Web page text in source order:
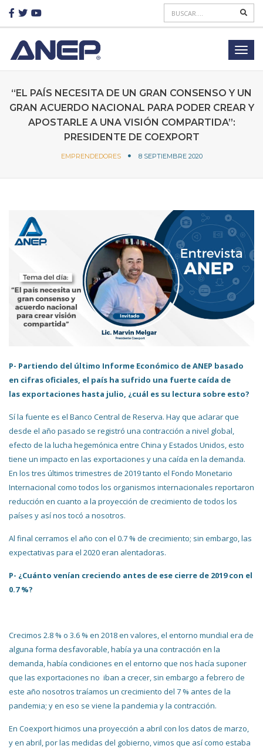
“EL PAÍS NECESITA DE UN GRAN CONSENSO Y UN
GRAN ACUERDO NACIONAL PARA PODER CREAR Y
APOSTARLE A UNA VISIÓN COMPARTIDA”:
PRESIDENTE DE COEXPORT
EMPRENDEDORES 8 SEPTIEMBRE 2020
P- Partiendo del último Informe Económico de ANEP basado
en cifras oficiales, el país ha sufrido una fuerte caída de
las exportaciones hasta julio, ¿cuál es su lectura sobre esto?
Sí la fuente es el Banco Central de Reserva. Hay que aclarar que
desde el año pasado se registró una contracción a nivel global,
efecto de la lucha hegemónica entre China y Estados Unidos, esto
tiene un impacto en las exportaciones y una caída en la demanda.
En los tres últimos trimestres de 2019 tanto el Fondo Monetario
Internacional como todos los organismos internacionales reportaron
reducción en cuanto a la proyección de crecimiento de todos los
países y así nos tocó a nosotros.
Al final cerramos el año con el 0.7 % de crecimiento; sin embargo, las
expectativas para el 2020 eran alentadoras.
P- ¿Cuánto venían creciendo antes de ese cierre de 2019 con el
0.7 %?
Crecimos 2.8 % o 3.6 % en 2018 en valores, el entorno mundial era de
alguna forma desfavorable, había ya una contracción en la
demanda, había condiciones en el entorno que nos hacía suponer
que las exportaciones no iban a crecer, sin embargo a febrero de
este año nosotros traíamos un crecimiento del 7 % antes de la
pandemia; y en eso se viene la pandemia y la contracción.
En Coexport hicimos una proyección a abril con los datos de marzo,
y en abril, por las medidas del gobierno, vimos que así como estaba